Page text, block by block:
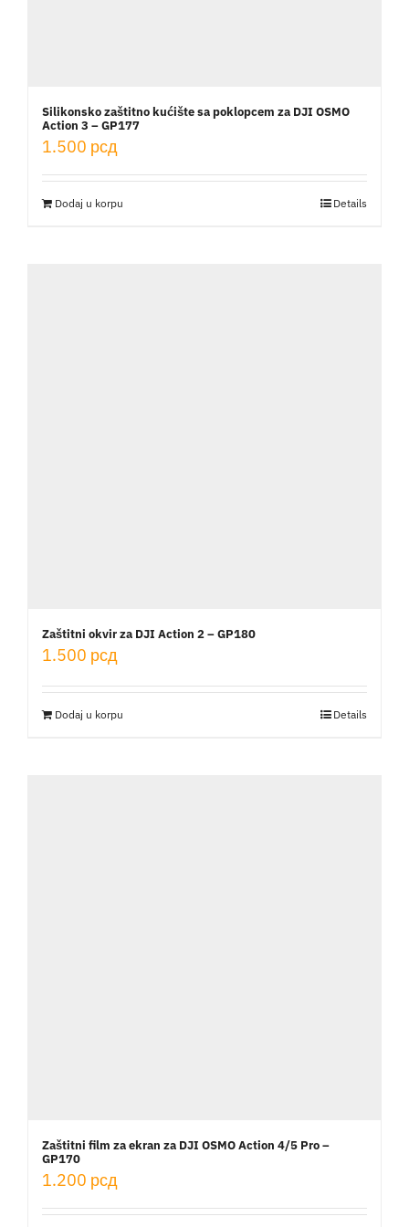
Silikonsko zaštitno kućište sa poklopcem za DJI OSMO
Action 3 – GP177
1.500 рсд
Dodaj u korpu Details
Zaštitni okvir za DJI Action 2 – GP180
1.500 рсд
Dodaj u korpu Details
Zaštitni film za ekran za DJI OSMO Action 4/5 Pro –
GP170
1.200 рсд